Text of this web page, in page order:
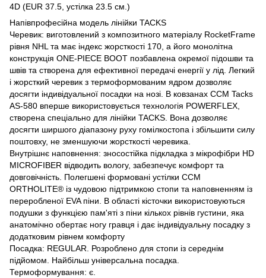
4D (EUR 37.5, устілка 23.5 см.)
Напівпрофесійна модель лінійки TACKS
Черевик: виготовлений з композитного матеріалу RocketFrame
рівня NHL та має індекс жорсткості 170, а його монолітна
конструкція ONE-PIECE BOOT позбавлена ​​окремої підошви та
швів та створена для ефективної передачі енергії у лід. Легкий
і жорсткий черевик з термоформованим ядром дозволяє
досягти індивідуальної посадки на нозі. В ковзанах CCM Tacks
AS-580 вперше використовується технологія POWERFLEX,
створена спеціально для лінійки TACKS. Вона дозволяє
досягти ширшого діапазону руху гомілкостопа і збільшити силу
поштовху, не зменшуючи жорсткості черевика.
Внутрішнє наповнення: зносостійка підкладка з мікрофібри HD
MICROFIBER відводить вологу, забезпечує комфорт та
довговічність. Полегшені формовані устілки CCM
ORTHOLITE® із чудовою підтримкою стопи та наповненням із
переробленої EVA піни. В області кісточки використовуються
подушки з функцією пам'яті з піни кількох рівнів густини, яка
анатомічно обертає ногу гравця і дає індивідуальну посадку з
додатковим рівнем комфорту
Посадка: REGULAR. Розроблено для стопи із середнім
підйомом. Найбільш універсальна посадка.
Термоформування: є.